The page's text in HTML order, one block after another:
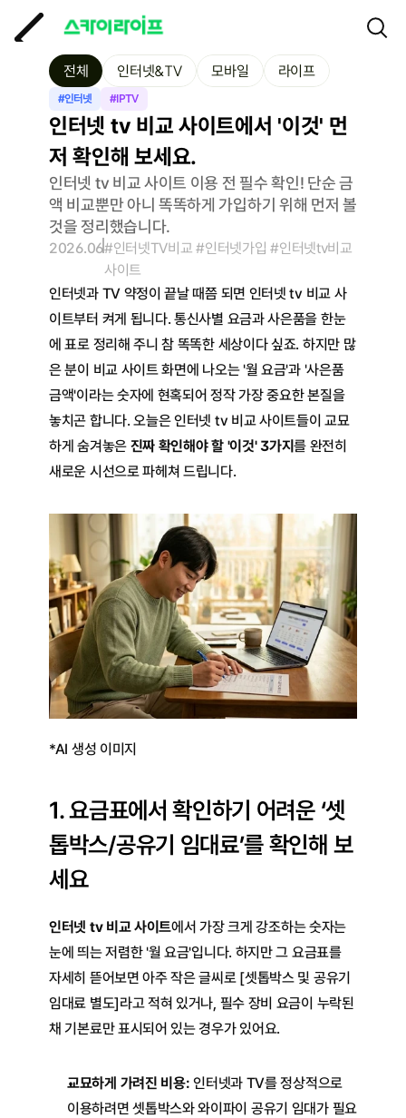
#인터넷 #IPTV
인터넷 tv 비교 사이트에서 '이것' 먼
저 확인해 보세요.
인터넷 tv 비교 사이트 이용 전 필수 확인! 단순 금
액 비교뿐만 아니 똑똑하게 가입하기 위해 먼저 볼
것을 정리했습니다.
2026.06#인터넷TV비교 #인터넷가입 #인터넷tv비교
사이트
인터넷과 TV 약정이 끝날 때쯤 되면 인터넷 tv 비교 사
이트부터 켜게 됩니다. 통신사별 요금과 사은품을 한눈
에 표로 정리해 주니 참 똑똑한 세상이다 싶죠. 하지만 많
은 분이 비교 사이트 화면에 나오는 '월 요금'과 '사은품
금액'이라는 숫자에 현혹되어 정작 가장 중요한 본질을
놓치곤 합니다. 오늘은 인터넷 tv 비교 사이트들이 교묘
하게 숨겨놓은 진짜 확인해야 할 '이것' 3가지를 완전히
새로운 시선으로 파헤쳐 드립니다.
*AI 생성 이미지
1. 요금표에서 확인하기 어려운 ‘셋
톱박스/공유기 임대료’를 확인해 보
세요
인터넷 tv 비교 사이트에서 가장 크게 강조하는 숫자는
눈에 띄는 저렴한 '월 요금'입니다. 하지만 그 요금표를
자세히 뜯어보면 아주 작은 글씨로 [셋톱박스 및 공유기
임대료 별도]라고 적혀 있거나, 필수 장비 요금이 누락된
채 기본료만 표시되어 있는 경우가 있어요.
교묘하게 가려진 비용: 인터넷과 TV를 정상적으로
이용하려면 셋톱박스와 와이파이 공유기 임대가 필요
전체 인터넷&TV 모바일 라이프